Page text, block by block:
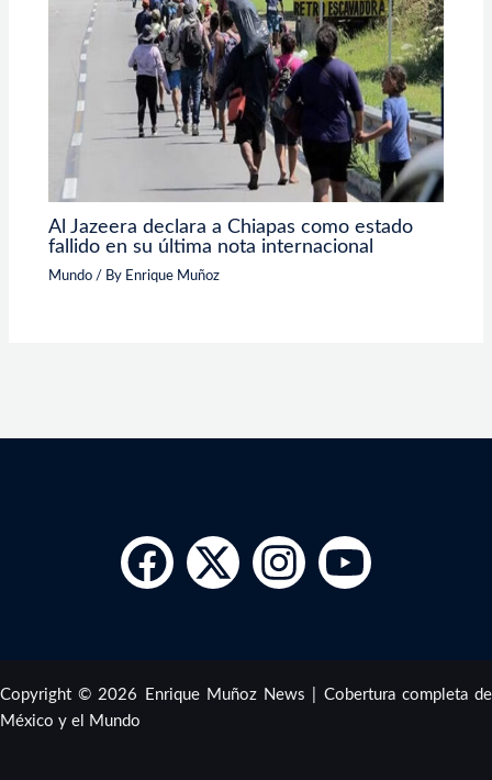
Al Jazeera declara a Chiapas como estado
fallido en su última nota internacional
Mundo / By Enrique Muñoz
Copyright © 2026 Enrique Muñoz News | Cobertura completa de
México y el Mundo